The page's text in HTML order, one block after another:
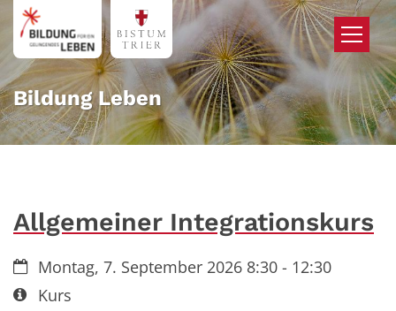
Zum Inhalt springen
Bildung Leben
Allgemeiner Integrationskurs
Datum:Montag, 7. September 2026 8:30 - 12:30
Art bzw. Nummer:
Kurs